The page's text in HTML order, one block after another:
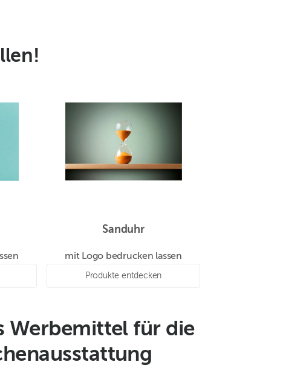
Sanduhr
mit Logo bedrucken lassen
Produkte entdecken
Werbemittel für die